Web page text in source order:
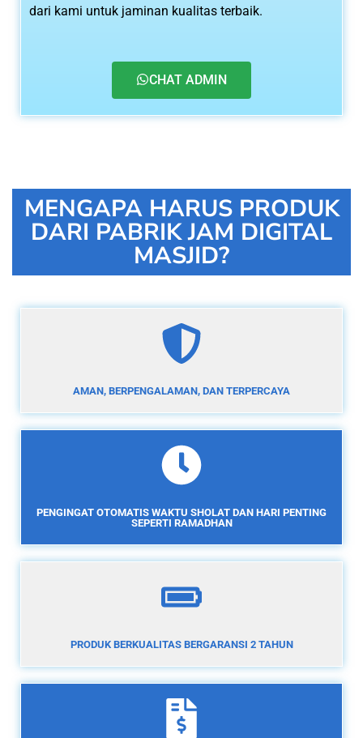
dari kami untuk jaminan kualitas terbaik.
CHAT ADMIN
MENGAPA HARUS PRODUK
DARI PABRIK JAM DIGITAL
MASJID?
AMAN, BERPENGALAMAN, DAN TERPERCAYA
PENGINGAT OTOMATIS WAKTU SHOLAT DAN HARI PENTING
SEPERTI RAMADHAN
PRODUK BERKUALITAS BERGARANSI 2 TAHUN